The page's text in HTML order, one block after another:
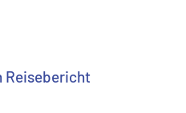
Reisebericht